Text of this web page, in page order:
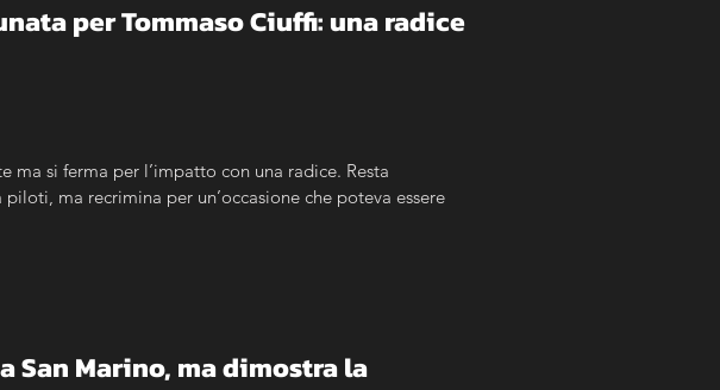
per Tommaso Ciuffi: una radice
ma si ferma per l’impatto con una radice. Resta
ma recrimina per un’occasione che poteva essere
San Marino, ma dimostra la